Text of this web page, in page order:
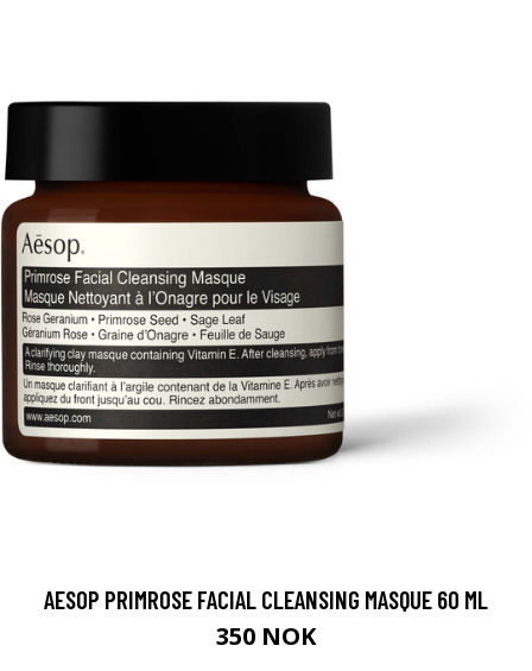
AESOP PRIMROSE FACIAL CLEANSING MASQUE 60 ML
350 NOK